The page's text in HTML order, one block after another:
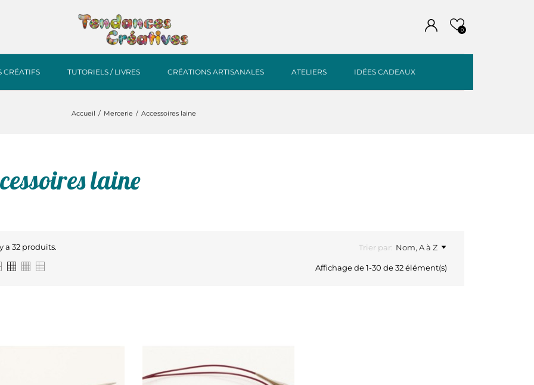
0
CRÉATIFS TUTORIELS / LIVRES CRÉATIONS ARTISANALES ATELIERS IDÉES CADEAUX
Accueil Mercerie Accessoires laine
laine
a 32 produits. Trier par: Nom, A à Z
Affichage de 1-30 de 32 élément(s)